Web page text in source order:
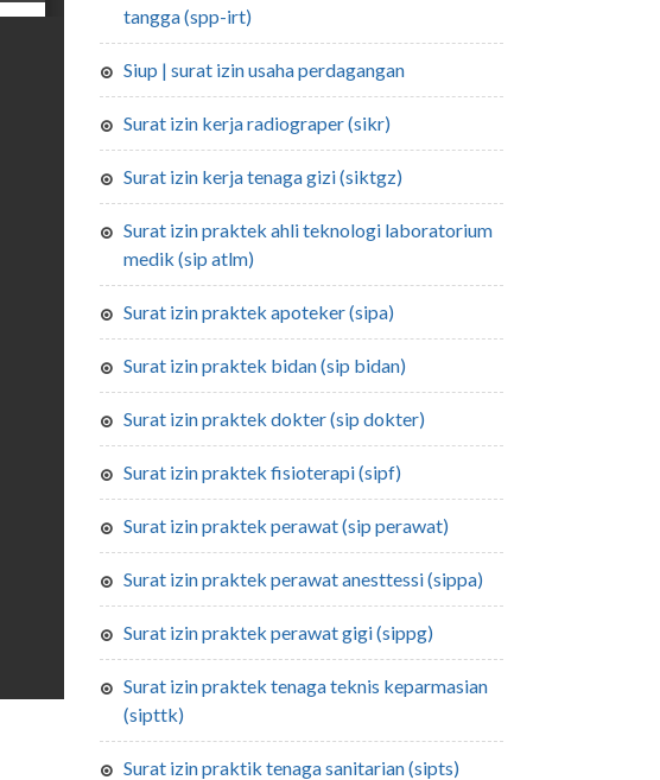
tangga (spp-irt)
siup | surat izin usaha perdagangan
surat izin kerja radiograper (sikr)
surat izin kerja tenaga gizi (siktgz)
surat izin praktek ahli teknologi laboratorium
medik (sip atlm)
surat izin praktek apoteker (sipa)
surat izin praktek bidan (sip bidan)
surat izin praktek dokter (sip dokter)
surat izin praktek fisioterapi (sipf)
surat izin praktek perawat (sip perawat)
surat izin praktek perawat anesttessi (sippa)
surat izin praktek perawat gigi (sippg)
surat izin praktek tenaga teknis keparmasian
(sipttk)
surat izin praktik tenaga sanitarian (sipts)